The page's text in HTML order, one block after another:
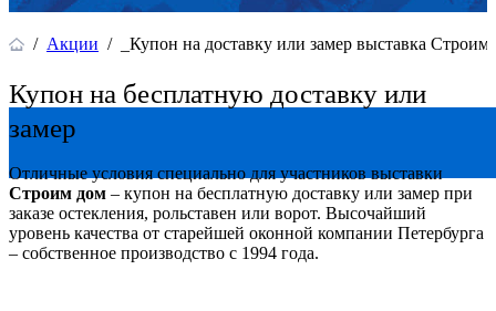
/ Акции / _Купон на доставку или замер выставка Строим
Купон на бесплатную доставку или
замер
Отличные условия специально для участников выставки
Строим дом – купон на бесплатную доставку или замер при
заказе остекления, рольставен или ворот. Высочайший
уровень качества от старейшей оконной компании Петербурга
– собственное производство с 1994 года.